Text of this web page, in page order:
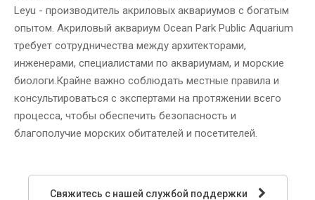
Leyu - производитель акриловых аквариумов с богатым
опытом. Акриловый аквариум Ocean Park Public Aquarium
требует сотрудничества между архитекторами,
инженерами, специалистами по аквариумам, и морские
биологи.Крайне важно соблюдать местные правила и
консультироваться с экспертами на протяжении всего
процесса, чтобы обеспечить безопасность и
благополучие морских обитателей и посетителей.
Свяжитесь с нашей службой поддержки